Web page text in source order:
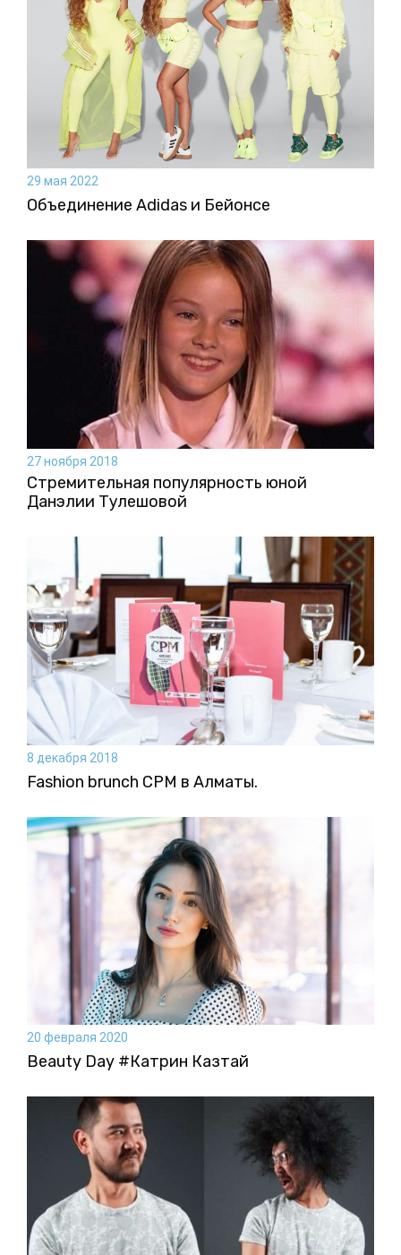
29 мая 2022
Объединение Adidas и Бейонсе
27 ноября 2018
Стремительная популярность юной
Данэлии Тулешовой
8 декабря 2018
Fashion brunch CPM в Алматы.
20 февраля 2020
Beauty Day #Катрин Казтай